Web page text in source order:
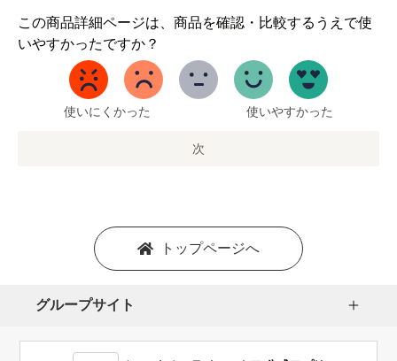
この商品詳細ページは、商品を確認・比較するうえで使
いやすかったですか？
1
か
使いにくかった 使いやすかった
次
トップページへ
グループサイト